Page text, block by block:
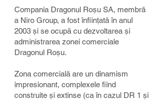
Compania Dragonul Roșu SA, membră
a Niro Group, a fost înființată în anul
2003 și se ocupă cu dezvoltarea și
administrarea zonei comerciale
Dragonul Roșu.
Zona comercială are un dinamism
impresionant, complexele fiind
construite și extinse (ca în cazul DR 1 și